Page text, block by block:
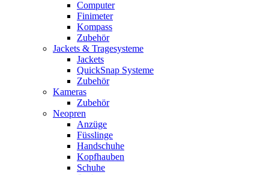
Computer
Finimeter
Kompass
Zubehör
Jackets & Tragesysteme
Jackets
QuickSnap Systeme
Zubehör
Kameras
Zubehör
Neopren
Anzüge
Füsslinge
Handschuhe
Kopfhauben
Schuhe